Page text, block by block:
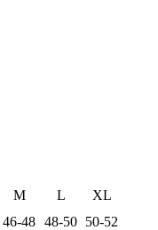
M L
XL
46-48 48-50 50-52